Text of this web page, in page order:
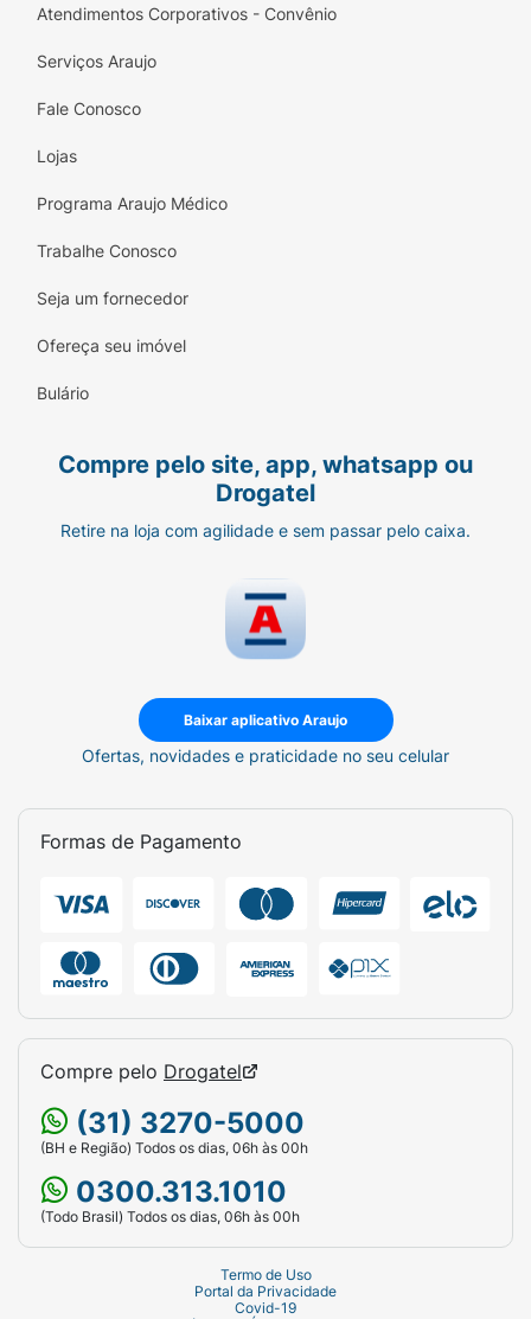
Atendimentos Corporativos - Convênio
Serviços Araujo
Fale Conosco
Lojas
Programa Araujo Médico
Trabalhe Conosco
Seja um fornecedor
Ofereça seu imóvel
Bulário
Compre pelo site, app, whatsapp ou
Drogatel
Retire na loja com agilidade e sem passar pelo caixa.
Baixar aplicativo Araujo
Ofertas, novidades e praticidade no seu celular
Formas de Pagamento
Compre pelo Drogatel
(31) 3270-5000
(BH e Região) Todos os dias, 06h às 00h
0300.313.1010
(Todo Brasil) Todos os dias, 06h às 00h
Termo de Uso
Portal da Privacidade
Covid-19